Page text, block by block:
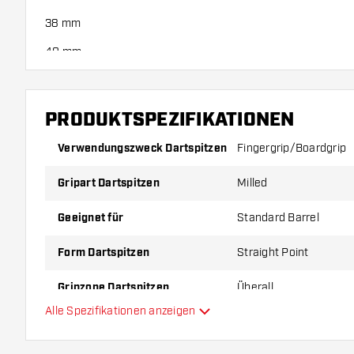
38 mm
40 mm
kürzeren Lebensdauer deines Dartboards führen kann.
PRODUKTSPEZIFIKATIONEN
Verwendungszweck Dartspitzen Fingergrip/Boardgrip
Gripart Dartspitzen Milled
Geeignet für Standard Barrel
Form Dartspitzen Straight Point
Gripzone Dartspitzen Überall
Alle Spezifikationen anzeigen